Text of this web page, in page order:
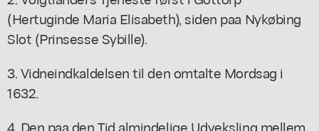
(Hertuginde Maria Elisabeth), siden paa Nykøbing
Slot (Prinsesse Sybille).
3. Vidneindkaldelsen til den omtalte Mordsag i
1632.
4. Den paa den Tid almindelige Udveksling mellem